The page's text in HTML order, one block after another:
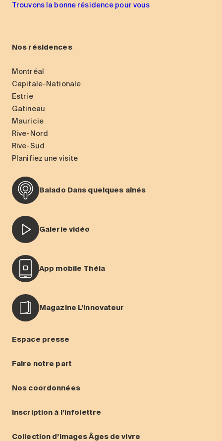
Trouvons la bonne résidence pour vous
Nos résidences
Montréal
Capitale-Nationale
Estrie
Gatineau
Mauricie
Rive-Nord
Rive-Sud
Planifiez une visite
Balado Dans quelques aînés
Galerie vidéo
App mobile Théia
Magazine L’Innovateur
Espace presse
Faire notre part
Nos coordonnées
Inscription à l’infolettre
Collection d’images Âges de vivre